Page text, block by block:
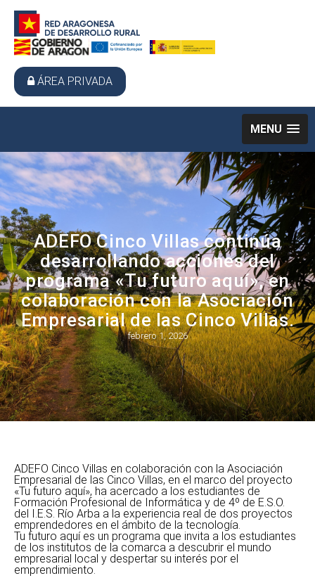
ÁREA PRIVADA
MENU
ADEFO Cinco Villas continúa
desarrollando acciones del
programa «Tu futuro aquí», en
colaboración con la Asociación
Empresarial de las Cinco Villas.
febrero 1, 2026
ADEFO Cinco Villas en colaboración con la Asociación
Empresarial de las Cinco Villas, en el marco del proyecto
«Tu futuro aquí», ha acercado a los estudiantes de
Formación Profesional de Informática y de 4º de E.S.O.
del I.E.S. Río Arba a la experiencia real de dos proyectos
emprendedores en el ámbito de la tecnología.
Tu futuro aquí es un programa que invita a los estudiantes
de los institutos de la comarca a descubrir el mundo
empresarial local y despertar su interés por el
emprendimiento.